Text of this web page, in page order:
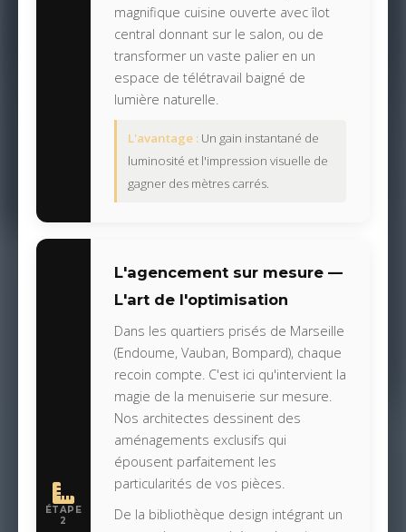
magnifique cuisine ouverte avec îlot
central donnant sur le salon, ou de
transformer un vaste palier en un
espace de télétravail baigné de
lumière naturelle.
L'avantage : Un gain instantané de
luminosité et l'impression visuelle de
gagner des mètres carrés.
ÉTAPE
2
L'agencement sur mesure —
L'art de l'optimisation
Dans les quartiers prisés de Marseille
(Endoume, Vauban, Bompard), chaque
recoin compte. C'est ici qu'intervient la
magie de la menuiserie sur mesure.
Nos architectes dessinent des
aménagements exclusifs qui
épousent parfaitement les
particularités de vos pièces.
De la bibliothèque design intégrant un